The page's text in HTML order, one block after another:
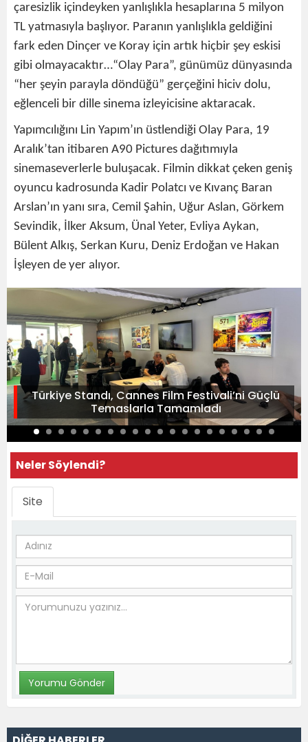
çaresizlik içindeyken yanlışlıkla hesaplarına 5 milyon
TL yatmasıyla başlıyor. Paranın yanlışlıkla geldiğini
fark eden Dinçer ve Koray için artık hiçbir şey eskisi
gibi olmayacaktır…“Olay Para”, günümüz dünyasında
“her şeyin parayla döndüğü” gerçeğini hiciv dolu,
eğlenceli bir dille sinema izleyicisine aktaracak.
Yapımcılığını Lin Yapım’ın üstlendiği Olay Para, 19
Aralık’tan itibaren A90 Pictures dağıtımıyla
sinemaseverlerle buluşacak. Filmin dikkat çeken geniş
oyuncu kadrosunda Kadir Polatcı ve Kıvanç Baran
Arslan’ın yanı sıra, Cemil Şahin, Uğur Aslan, Görkem
Sevindik, İlker Aksum, Ünal Yeter, Evliya Aykan,
Bülent Alkış, Serkan Kuru, Deniz Erdoğan ve Hakan
İşleyen de yer alıyor.
Türkiye Standı, Cannes Film Festivali’ni Güçlü
Temaslarla Tamamladı
Neler Söylendi?
Site